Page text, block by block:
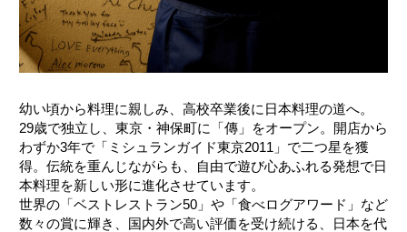
幼い頃から料理に親しみ、高校卒業後に日本料理の道へ。
29歳で独立し、東京・神保町に「傳」をオープン。開店から
わずか3年で「ミシュランガイド東京2011」で二つ星を獲
得。伝統を重んじながらも、自由で遊び心あふれる発想で日
本料理を新しい形に進化させています。
世界の「ベストレストラン50」や「食べログアワード」など
数々の賞に輝き、国内外で高い評価を受け続ける、日本を代